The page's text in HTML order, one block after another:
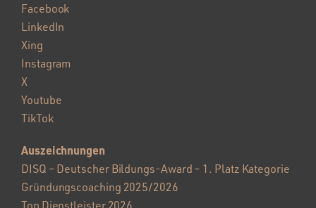
Facebook
LinkedIn
Xing
Instagram
X
Youtube
TikTok
Auszeichnungen
DISQ – Deutscher Bildungs-Award – 1. Platz Kategorie
Gründungscoaching 2025/2026
Top Dienstleister 2026